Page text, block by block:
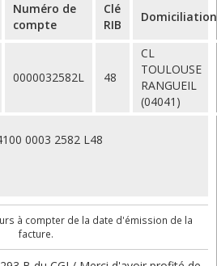
Numéro de
compte
Clé
RIB
Domiciliation
0000032582L 48
CL
TOULOUSE
RANGUEIL
(04041)
0003 2582 L48
à compter de la date d'émission de la
facture.